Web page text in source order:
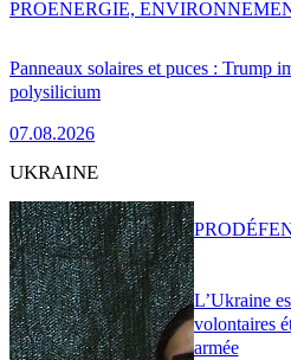
Panneaux solaires et puces : Trump
polysilicium
07.08.2026
PROENERGIE,
UKRAINE
L’Ukraine
volontaires
armée
PRO